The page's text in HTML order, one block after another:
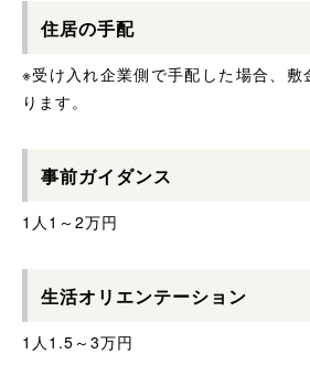
住居の手配
※受け入れ企業側で手配した場合、敷
ります。
事前ガイダンス
1人1～2万円
生活オリエンテーション
1人1.5～3万円